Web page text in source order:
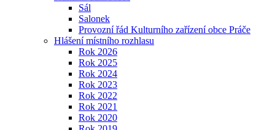
Sál
Salonek
Provozní řád Kulturního zařízení obce Práče
Hlášení místního rozhlasu
Rok 2026
Rok 2025
Rok 2024
Rok 2023
Rok 2022
Rok 2021
Rok 2020